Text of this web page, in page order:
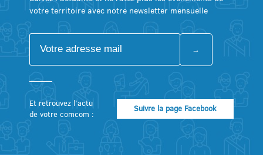
votre territoire avec notre newsletter mensuelle
Et retrouvez l’actu
de votre comcom :
Suivre la page Facebook